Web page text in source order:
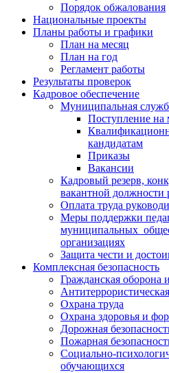
Порядок обжалования
Национальные проекты
Планы работы и графики
План на месяц
План на год
Регламент работы
Результаты проверок
Кадровое обеспечение
Муниципальная
Поступление
кандидатам
Приказы
Вакансии
Кадровый резерв,
вакантной должности
Оплата труда
Меры поддержки
муниципальных
организациях
Защита чести и
Комплексная безопасность
Гражданская оборона
Охрана труда
Охрана здоровья и
Дорожная
Пожарная
Социально-
обучающихся